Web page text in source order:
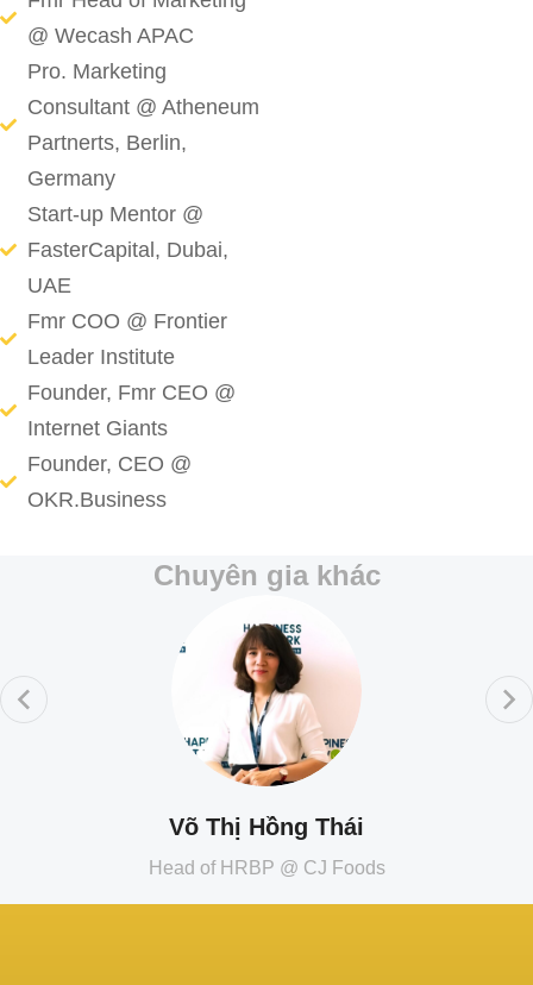
@ Wecash APAC
Pro. Marketing
Consultant @ Atheneum
Partnerts, Berlin,
Germany
Start-up Mentor @
FasterCapital, Dubai,
UAE
Fmr COO @ Frontier
Leader Institute
Founder, Fmr CEO @
Internet Giants
Founder, CEO @
OKR.Business
Chuyên gia khác
Võ Thị Hồng Thái
Head of HRBP @ CJ Foods